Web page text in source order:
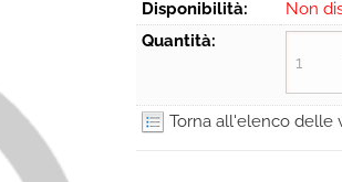
Disponibilità:
Non
Quantità:
Torna all'elenco delle